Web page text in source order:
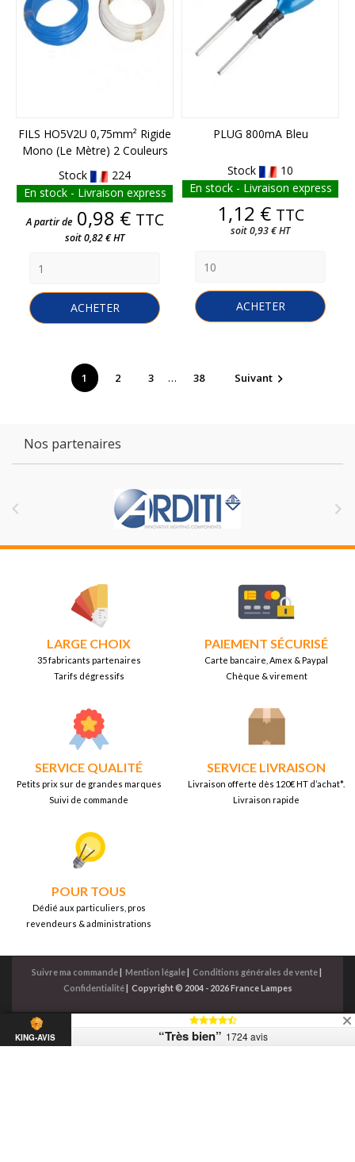
FILS HO5V2U 0,75mm² Rigide
Mono (le Mètre) 2 Couleurs
Stock
224
En stock - Livraison express
Prix
A partir de 0,98 € TTC
soit 0,82 € HT
ACHETER
PLUG 800mA Bleu
Stock
10
En stock - Livraison express
Prix
1,12 € TTC
soit 0,93 € HT
ACHETER
1 2 3 … 38 Suivant
Nos partenaires
 
LARGE CHOIX
35 fabricants partenaires
Tarifs dégressifs
PAIEMENT SÉCURISÉ
Carte bancaire, Amex & Paypal
Chèque & virement
SERVICE QUALITÉ
Petits prix sur de grandes marques
Suivi de commande
SERVICE LIVRAISON
Livraison offerte dès 120€ HT d’achat*.
Livraison rapide
POUR TOUS
Dédié aux particuliers, pros
revendeurs & administrations
Suivre ma commande Mention légale Conditions générales de vente
Confidentialité| Copyright © 2004 - 2026 France Lampes
KING-AVIS “Très bien” 1724 avis